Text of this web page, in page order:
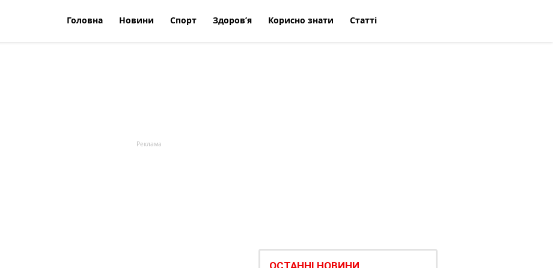
Головна Новини Спорт Здоров’я Корисно знати Статті
ОСТАННІ НОВИНИ